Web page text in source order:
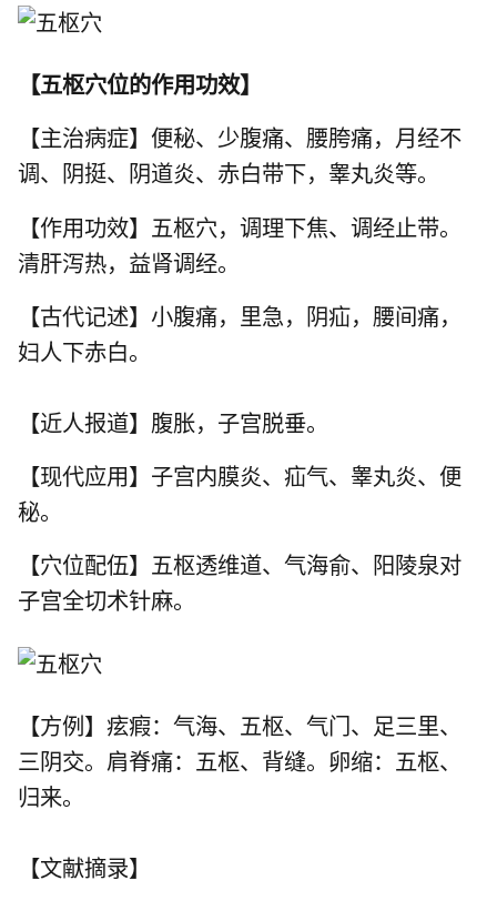
【五枢穴位的作用功效】
【主治病症】便秘、少腹痛、腰胯痛，月经不
调、阴挺、阴道炎、赤白带下，睾丸炎等。
【作用功效】五枢穴，调理下焦、调经止带。
清肝泻热，益肾调经。
【古代记述】小腹痛，里急，阴疝，腰间痛，
妇人下赤白。
【近人报道】腹胀，子宫脱垂。
【现代应用】子宫内膜炎、疝气、睾丸炎、便
秘。
【穴位配伍】五枢透维道、气海俞、阳陵泉对
子宫全切术针麻。
【方例】痃瘕：气海、五枢、气门、足三里、
三阴交。肩脊痛：五枢、背缝。卵缩：五枢、
归来。
【文献摘录】